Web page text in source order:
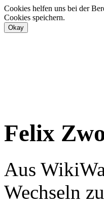
Cookies helfen uns bei der
Cookies speichern.
Felix
Aus
Wechseln